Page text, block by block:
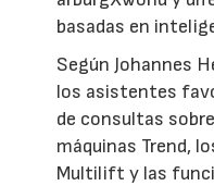
basadas en
Según Johannes
los asistentes
de consultas
máquinas Trend,
Multilift y las